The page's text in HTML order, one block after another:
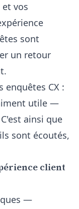
vos
sont
un retour
enquêtes CX :
utile —
ainsi que
sont écoutés,
client
—